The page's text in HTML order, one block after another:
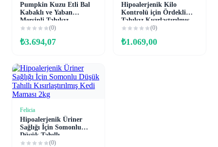
Pumpkin Kuzu Etli Bal
Kabaklı ve Yaban
Mersinli Tahılsız
Kısırlaştırılmış Kedi
(0)
₺3.694,07
Hipoalerjenik Kilo
Kontrolü için Ördekli
Tahılsız Kısırlaştırılmış
Kedi Maması 2kg
(0)
₺1.069,00
Felicia
Hipoalerjenik Üriner
Sağlığı İçin Somonlu
Düşük Tahıllı
Kısırlaştırılmış Kedi
(0)